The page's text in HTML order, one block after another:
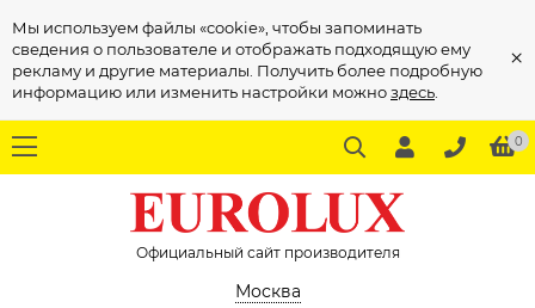
Мы используем файлы «cookie», чтобы запоминать
сведения о пользователе и отображать подходящую ему
рекламу и другие материалы. Получить более подробную
информацию или изменить настройки можноздесь
×
0
Официальный сайт производителя
Москва